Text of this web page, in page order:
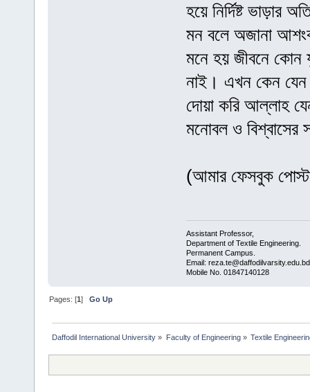
হয়ে নির্দিষ্ট
মন বলে অজানা
মনে হয় জীবনে কোন
নাই। এখন কেন
দোয়া করি আল্লাহ
মনোবল ও বিশ্বাসের
(আমার ফেসবুক
Assistant Professor,
Department of Textile Engineering.
Permanent Campus.
Email: reza.te@daffodilvarsity.edu.bd
Mobile No. 01847140128
Pages: [1]Go Up
Daffodil International University » Faculty of Engineering» Textile